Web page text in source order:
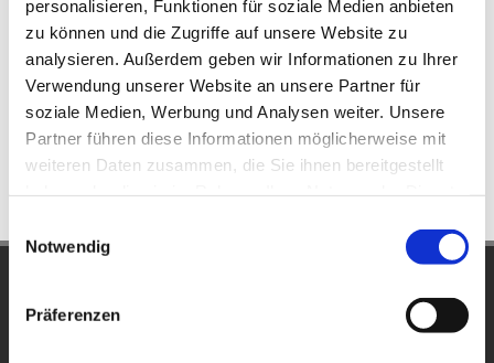
personalisieren, Funktionen für soziale Medien anbieten
zu können und die Zugriffe auf unsere Website zu
analysieren. Außerdem geben wir Informationen zu Ihrer
Verwendung unserer Website an unsere Partner für
soziale Medien, Werbung und Analysen weiter. Unsere
Partner führen diese Informationen möglicherweise mit
weiteren Daten zusammen, die Sie ihnen bereitgestellt
Notwendig
Präferenzen
Schuldgefühlen gegenüber beiden Kindern aus. Die
gesundheitlichen Belastungen rechtfertigen nach dem
Urteil des OLG Hamm vom 19.02.2018, AZ 3 U 66/16
ein Schmerzensgeld von 7.500 Euro.
0 Feed
Partnerschaft von Rechtsanwälten mbB • Notarin